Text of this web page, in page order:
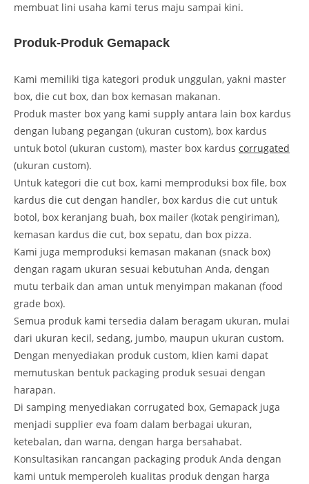
membuat lini usaha kami terus maju sampai kini.
Produk-Produk Gemapack
Kami memiliki tiga kategori produk unggulan, yakni master
box, die cut box, dan box kemasan makanan.
Produk master box yang kami supply antara lain box kardus
dengan lubang pegangan (ukuran custom), box kardus
untuk botol (ukuran custom), master box kardus corrugated
(ukuran custom).
Untuk kategori die cut box, kami memproduksi box file, box
kardus die cut dengan handler, box kardus die cut untuk
botol, box keranjang buah, box mailer (kotak pengiriman),
kemasan kardus die cut, box sepatu, dan box pizza.
Kami juga memproduksi kemasan makanan (snack box)
dengan ragam ukuran sesuai kebutuhan Anda, dengan
mutu terbaik dan aman untuk menyimpan makanan (food
grade box).
Semua produk kami tersedia dalam beragam ukuran, mulai
dari ukuran kecil, sedang, jumbo, maupun ukuran custom.
Dengan menyediakan produk custom, klien kami dapat
memutuskan bentuk packaging produk sesuai dengan
harapan.
Di samping menyediakan corrugated box, Gemapack juga
menjadi supplier eva foam dalam berbagai ukuran,
ketebalan, dan warna, dengan harga bersahabat.
Konsultasikan rancangan packaging produk Anda dengan
kami untuk memperoleh kualitas produk dengan harga